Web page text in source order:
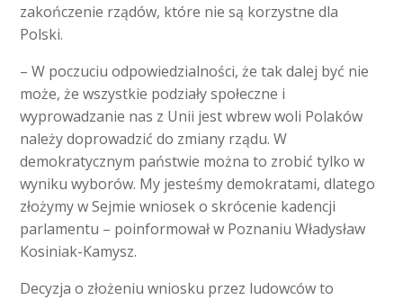
zakończenie rządów, które nie są korzystne dla
Polski.
– W poczuciu odpowiedzialności, że tak dalej być nie
może, że wszystkie podziały społeczne i
wyprowadzanie nas z Unii jest wbrew woli Polaków
należy doprowadzić do zmiany rządu. W
demokratycznym państwie można to zrobić tylko w
wyniku wyborów. My jesteśmy demokratami, dlatego
złożymy w Sejmie wniosek o skrócenie kadencji
parlamentu – poinformował w Poznaniu Władysław
Kosiniak-Kamysz.
Decyzja o złożeniu wniosku przez ludowców to